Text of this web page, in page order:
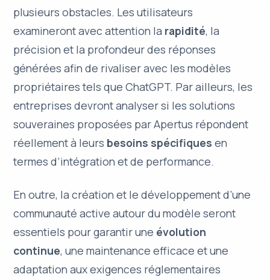
plusieurs obstacles. Les utilisateurs
examineront avec attention la rapidité, la
précision et la profondeur des réponses
générées afin de rivaliser avec les modèles
propriétaires tels que ChatGPT. Par ailleurs, les
entreprises devront analyser si les solutions
souveraines proposées par Apertus répondent
réellement à leurs besoins spécifiques en
termes d’intégration et de performance.
En outre, la création et le développement d’une
communauté active autour du modèle seront
essentiels pour garantir une évolution
continue, une maintenance efficace et une
adaptation auxexigences réglementaires